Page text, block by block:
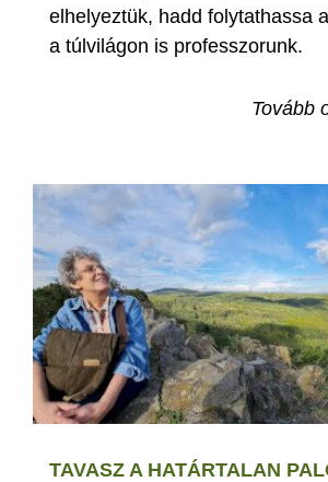
elhelyeztük, hadd folytathassa
a túlvilágon is professzorunk.
Tovább
TAVASZ A HATÁRTALAN